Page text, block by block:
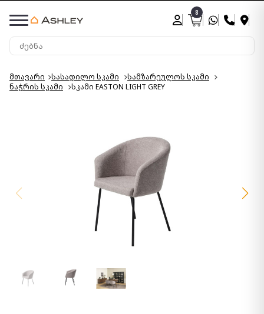
8
მთავარი სასადილო სკამი
სამზარეულოს სკამი
ნაჭრის სკამი
სკამი EASTON LIGHT GREY